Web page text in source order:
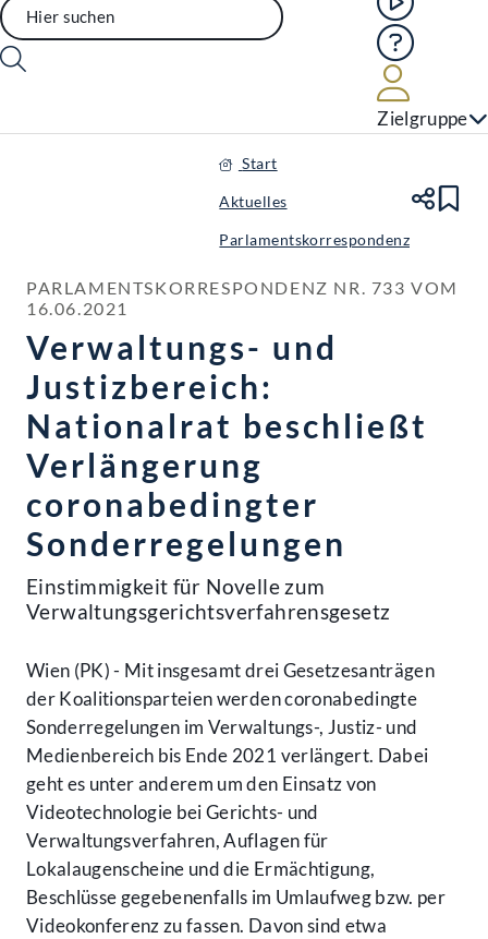
Hilfe
Zielgruppe
Start
Aktuelles
Parlamentskorrespondenz
PARLAMENTSKORRESPONDENZ NR. 733 VOM
16.06.2021
Verwaltungs- und
Justizbereich:
Nationalrat beschließt
Verlängerung
coronabedingter
Sonderregelungen
Einstimmigkeit für Novelle zum
Verwaltungsgerichtsverfahrensgesetz
Wien (PK) - Mit insgesamt drei Gesetzesanträgen
der Koalitionsparteien werden coronabedingte
Sonderregelungen im Verwaltungs-, Justiz- und
Medienbereich bis Ende 2021 verlängert. Dabei
geht es unter anderem um den Einsatz von
Videotechnologie bei Gerichts- und
Verwaltungsverfahren, Auflagen für
Lokalaugenscheine und die Ermächtigung,
Beschlüsse gegebenenfalls im Umlaufweg bzw. per
Videokonferenz zu fassen. Davon sind etwa